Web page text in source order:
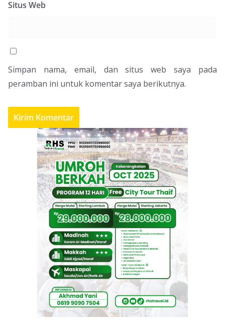
Situs Web
Simpan nama, email, dan situs web saya pada
peramban ini untuk komentar saya berikutnya.